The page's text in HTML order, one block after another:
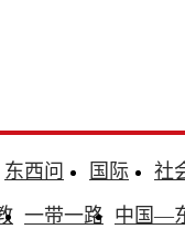
东西问 国际
社
一带一路 中国—